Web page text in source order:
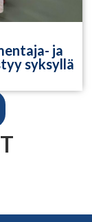
ja
syksyllä